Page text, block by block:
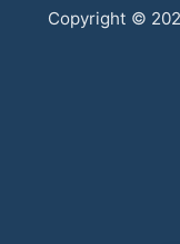
Copyright ©